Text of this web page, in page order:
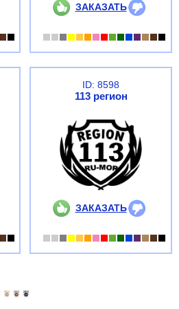
ЗАКАЗАТЬ
ID: 8598
113 регион
ЗАКАЗАТЬ